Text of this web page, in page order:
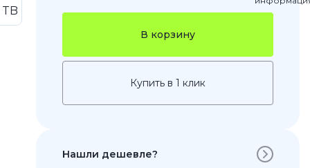
TB
В корзину
Купить в 1 клик
Нашли дешевле?